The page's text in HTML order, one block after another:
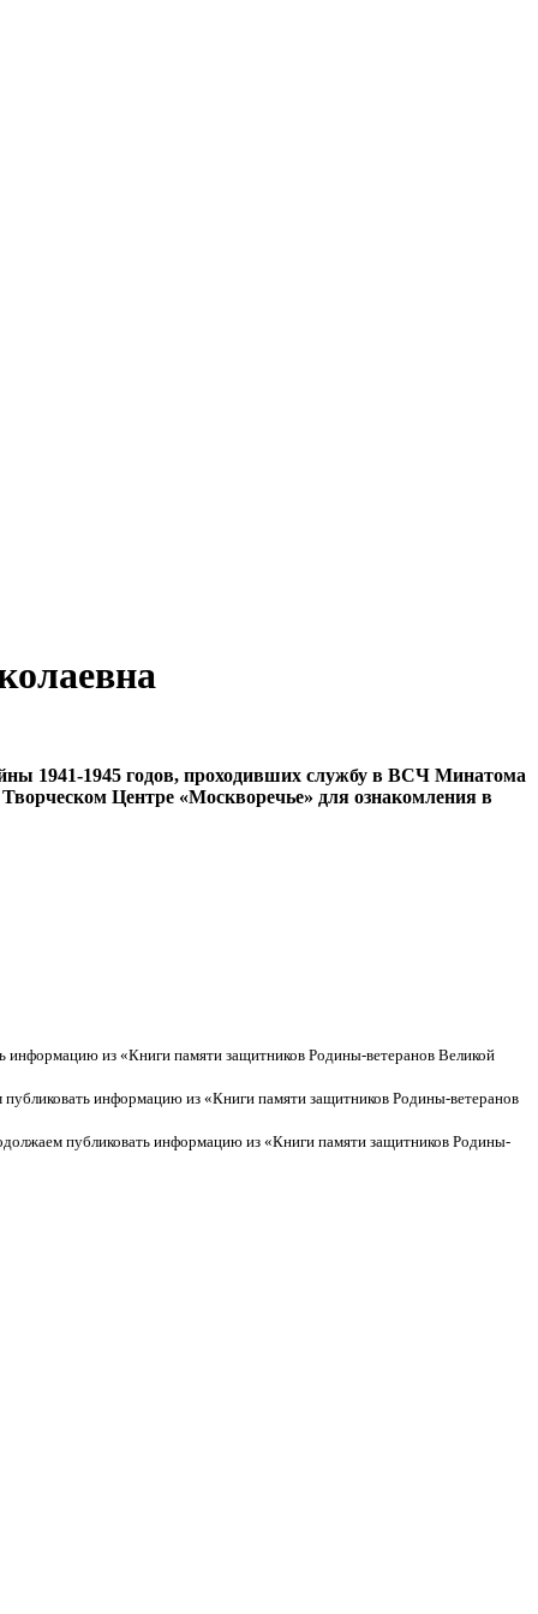
1941-1945 годов, проходивших службу в ВСЧ Минатома
Центре «Москворечье» для ознакомления в
из «Книги памяти защитников Родины-ветеранов Великой
информацию из «Книги памяти защитников Родины-ветеранов
публиковать информацию из «Книги памяти защитников Родины-